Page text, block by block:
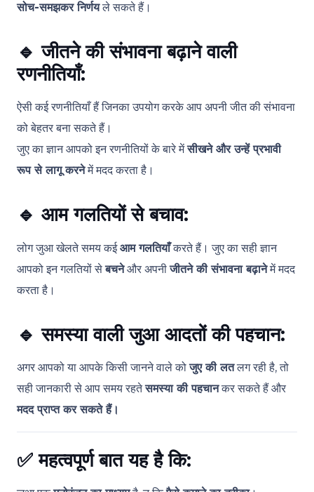
सोच-समझकर निर्णयले सकते हैं।
🔹जीतने की संभावना बढ़ाने वाली
रणनीतियाँ:
ऐसी कई रणनीतियाँ हैं जिनका उपयोग करके आप अपनी जीत की संभावना
को बेहतर बना सकते हैं।
जुए का ज्ञान आपको इन रणनीतियों के बारे मेंसीखने और उन्हें प्रभावी
रूप से लागू करनेमें मदद करता है।
🔹 आम गलतियों से बचाव:
लोग जुआ खेलते समय कईआम गलतियाँकरते हैं। जुए का सही ज्ञान
आपको इन गलतियों सेबचनेऔर अपनीजीतने की संभावना बढ़ानेमें मदद
करता है।
🔹समस्या वाली जुआ आदतों की पहचान:
अगर आपको या आपके किसी जानने वाले कोजुए की लतलग रही है, तो
सही जानकारी से आप समय रहतेसमस्या की पहचानकर सकते हैं और
मदद प्राप्त कर सकते हैं।
✅महत्वपूर्ण बात यह है कि: